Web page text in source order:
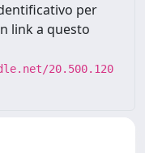
per
link a questo
20.500.120